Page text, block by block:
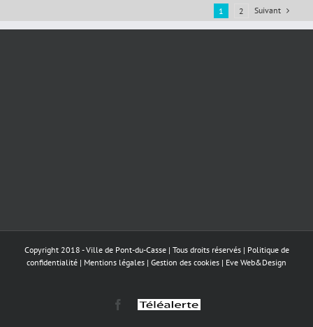
1 2 Suivant
Copyright 2018 - Ville de Pont-du-Casse | Tous droits réservés | Politique de
confidentialité | Mentions légales | Gestion des cookies | Eve Web&Design
Facebook
Téléalerte